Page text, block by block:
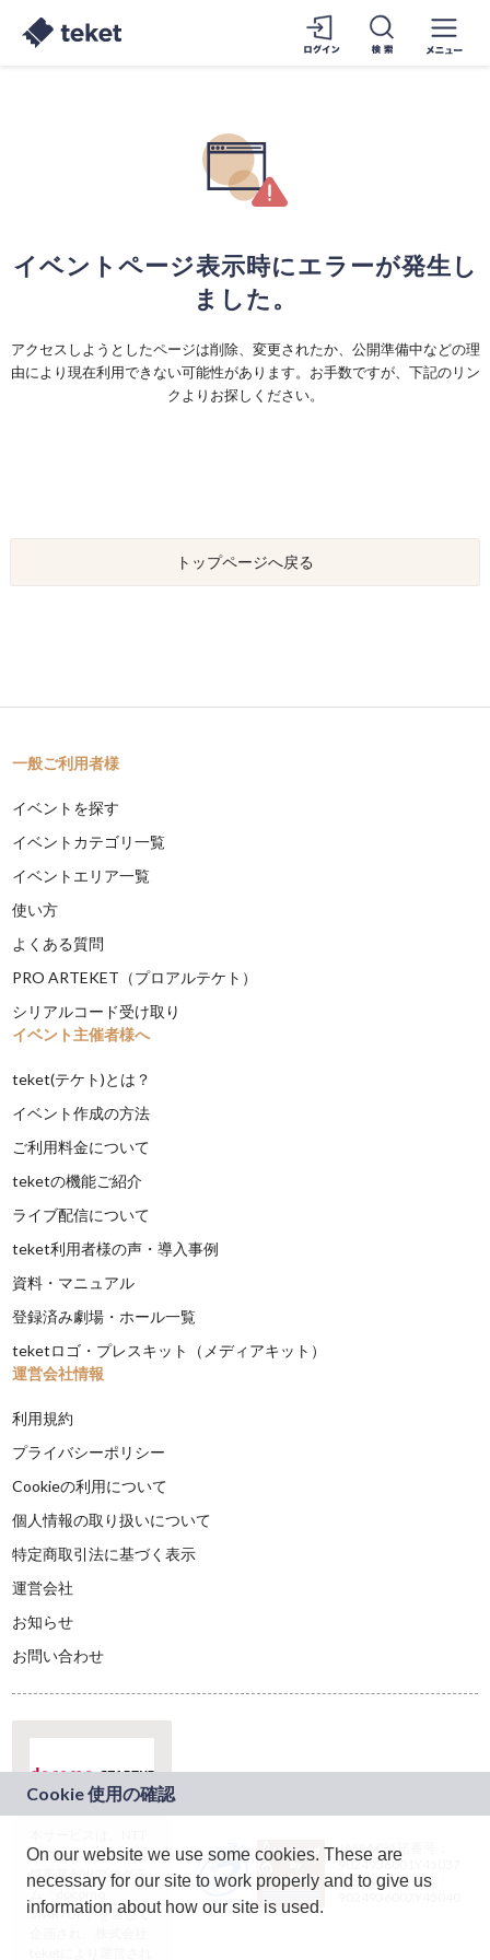
イベントページ表示時にエラーが発生し
ました。
アクセスしようとしたページは削除、変更されたか、公開準備中などの理
由により現在利用できない可能性があります。お手数ですが、下記のリン
クよりお探しください。
トップページへ戻る
一般ご利用者様
イベントを探す
イベントカテゴリ一覧
イベントエリア一覧
使い方
よくある質問
PRO ARTEKET（プロアルテケト）
シリアルコード受け取り
イベント主催者様へ
teket(テケト)とは？
イベント作成の方法
ご利用料金について
teketの機能ご紹介
ライブ配信について
teket利用者様の声・導入事例
資料・マニュアル
登録済み劇場・ホール一覧
teketロゴ・プレスキット（メディアキット）
運営会社情報
利用規約
プライバシーポリシー
Cookieの利用について
個人情報の取り扱いについて
特定商取引法に基づく表示
運営会社
お知らせ
お問い合わせ
ドコモグループの新
規事業創出プログラ
ム「docomo
STARTUP」を通じて
JASRAC許諾番号：
9024936001Y45037
JASRAC許諾番号：
On our website we use some cookies. These are
necessary for our site to work properly and to give us
information about how our site is used.